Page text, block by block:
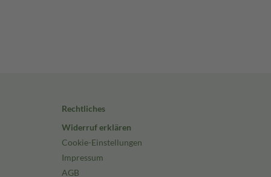
Rechtliches
Widerruf erklären
Cookie-Einstellungen
Impressum
AGB